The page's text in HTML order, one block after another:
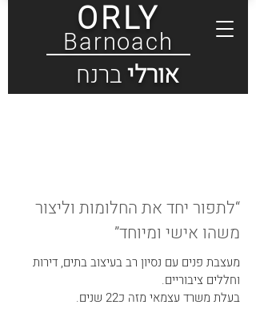
ORLY
Barnoach
אורליברנח
“לתפור יחד את החלומות וליצור
משהו אישי ומיוחד”
מעצבת פנים עם נסיון רב בעיצוב בתים, דירות
וחללים ציבוריים.
בעלת משרד עצמאי מזה כ22 שנים.